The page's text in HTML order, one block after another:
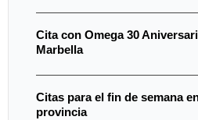
Cita con Omega 30
Marbella
Citas para el fin de semana
provincia